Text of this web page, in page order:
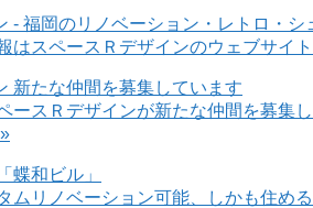
はスペースＲデザインのウェブサイ
ースＲデザインが新たな仲間を募集
ムリノベーション可能、しかも住め